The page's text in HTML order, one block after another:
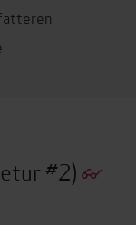
#2)